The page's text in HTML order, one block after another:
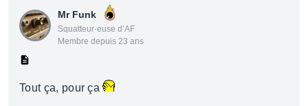
Mr Funk
Squatteur·euse d’AF
Membre depuis 23 ans
Tout ça, pour ça